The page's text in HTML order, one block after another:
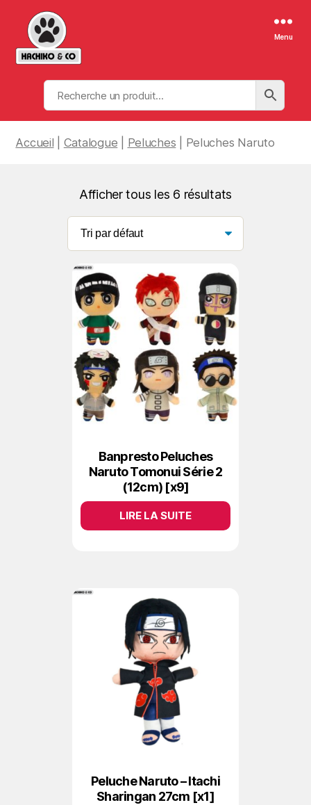
Menu
Accueil Catalogue Peluches | Peluches Naruto
Afficher tous les 6 résultats
Banpresto Peluches
Naruto Tomonui Série 2
(12cm) [x9]
LIRE LA SUITE
Peluche Naruto – Itachi
Sharingan 27cm [x1]